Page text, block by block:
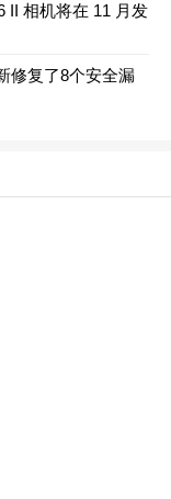
II 相机将在 11 月发
修复了8个安全漏